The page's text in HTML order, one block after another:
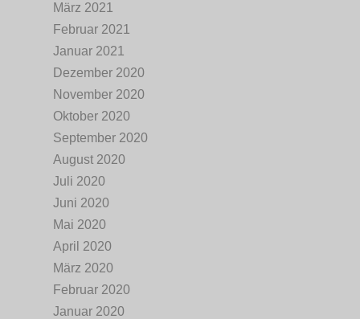
März 2021
Februar 2021
Januar 2021
Dezember 2020
November 2020
Oktober 2020
September 2020
August 2020
Juli 2020
Juni 2020
Mai 2020
April 2020
März 2020
Februar 2020
Januar 2020